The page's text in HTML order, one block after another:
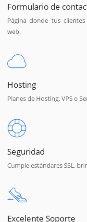
Formulario de
Página donde tus
web.
Hosting
Planes de Hosting, VPS o
Seguridad
Cumple estándares SSL,
Excelente Soporte